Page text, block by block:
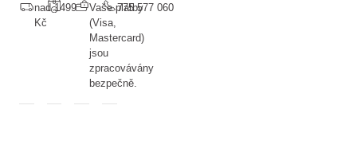
nad 1499
Kč
Vaše platby
(Visa,
Mastercard)
jsou
zpracovávány
bezpečně.
775 577 060